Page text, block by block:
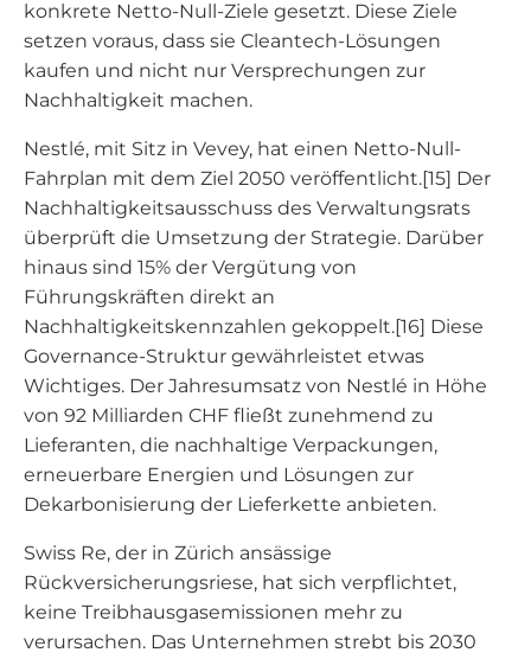
konkrete Netto-Null-Ziele gesetzt. Diese Ziele
setzen voraus, dass sie Cleantech-Lösungen
kaufen und nicht nur Versprechungen zur
Nachhaltigkeit machen.
Nestlé, mit Sitz in Vevey, hat einen Netto-Null-
Fahrplan mit dem Ziel 2050 veröffentlicht.[15] Der
Nachhaltigkeitsausschuss des Verwaltungsrats
überprüft die Umsetzung der Strategie. Darüber
hinaus sind 15% der Vergütung von
Führungskräften direkt an
Nachhaltigkeitskennzahlen gekoppelt.[16] Diese
Governance-Struktur gewährleistet etwas
Wichtiges. Der Jahresumsatz von Nestlé in Höhe
von 92 Milliarden CHF fließt zunehmend zu
Lieferanten, die nachhaltige Verpackungen,
erneuerbare Energien und Lösungen zur
Dekarbonisierung der Lieferkette anbieten.
Swiss Re, der in Zürich ansässige
Rückversicherungsriese, hat sich verpflichtet,
keine Treibhausgasemissionen mehr zu
verursachen. Das Unternehmen strebt bis 2030